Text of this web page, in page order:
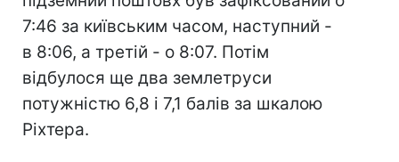
7:46 за київським часом, наступний -
в 8:06, а третій - о 8:07. Потім
відбулося ще два землетруси
потужністю 6,8 і 7,1 балів за шкалою
Ріхтера.